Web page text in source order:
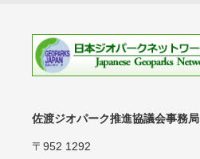
佐渡ジオパーク推進協議会事務局
〒952 1292